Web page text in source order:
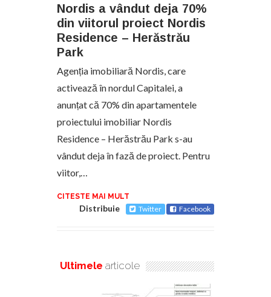
Nordis a vândut deja 70%
din viitorul proiect Nordis
Residence – Herăstrău
Park
Agenția imobiliară Nordis, care
activează în nordul Capitalei, a
anunțat că 70% din apartamentele
proiectului imobiliar Nordis
Residence – Herăstrău Park s-au
vândut deja în fază de proiect. Pentru
viitor,…
CITESTE MAI MULT
Distribuie Twitter Facebook
Ultimele articole